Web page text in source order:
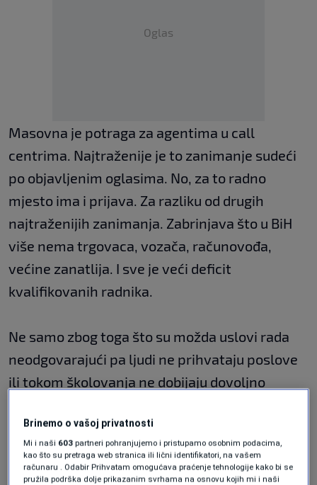
Oglas
Masovna je potraga za agentima u call
centrima. Najtraženije je to zanimanje sudeći
po objavljenim oglasima. No, za to radno
mjesto ima i prijava. Za razliku od drugih
najtraženijih zanimanja. Zabrinjava što u BiH
više nema trgovaca, vozača, računovođa,
većine zanatlija. I sve je veći deficit
kvalifikovanih radnika.
Ne samo zbog toga što su možda uslovi rada
neodgovarajući pa ljudi ne prihvataju poslove
ili tokom školovanja ne dobijaju dovoljno
zbog toga što oni svoju priliku danas traže u
inostrantsvu i onda kombinacijom svih tih
elemenata danas zapravo dobijamo jedan
Brinemo o vašoj privatnosti
Mi i naši 603 partneri pohranjujemo i pristupamo osobnim podacima,
kao što su pretraga web stranica ili lični identifikatori, na vašem
računaru . Odabir Prihvatam omogućava praćenje tehnologije kako bi se
pružila podrška dolje prikazanim svrhama na osnovu kojih mi i naši